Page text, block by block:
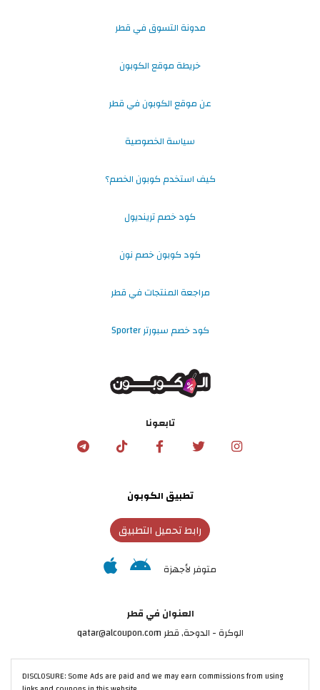
مدونة التسوق في قطر
خريطة موقع الكوبون
عن موقع الكوبون في قطر
سياسة الخصوصية
كيف استخدم كوبون الخصم؟
كود خصم ترينديول
كود كوبون خصم نون
مراجعة المنتجات في قطر
كود خصم سبورتر Sporter
تابعونا
تطبيق الكوبون
رابط تحميل التطبيق
متوفر لأجهزة
العنوان في قطر
الوكرة - الدوحة, قطر qatar@alcoupon.com
DISCLOSURE: Some Ads are paid and we may earn commissions from using